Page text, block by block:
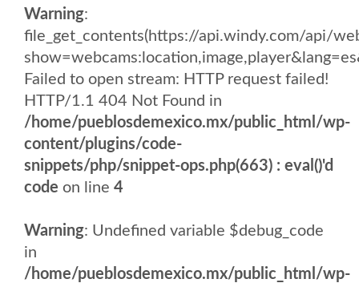
Warning:
file_get_contents(https://api.windy.com/api/
Failed to open stream: HTTP request failed!
HTTP/1.1 404 Not Found in
/home/pueblosdemexico.mx/public_html/wp-
content/plugins/code-
snippets/php/snippet-ops.php(663) : eval()'d
code on line 4
Warning: Undefined variable $debug_code
in
/home/pueblosdemexico.mx/public_html/wp-